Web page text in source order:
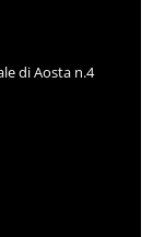
di Aosta n.4